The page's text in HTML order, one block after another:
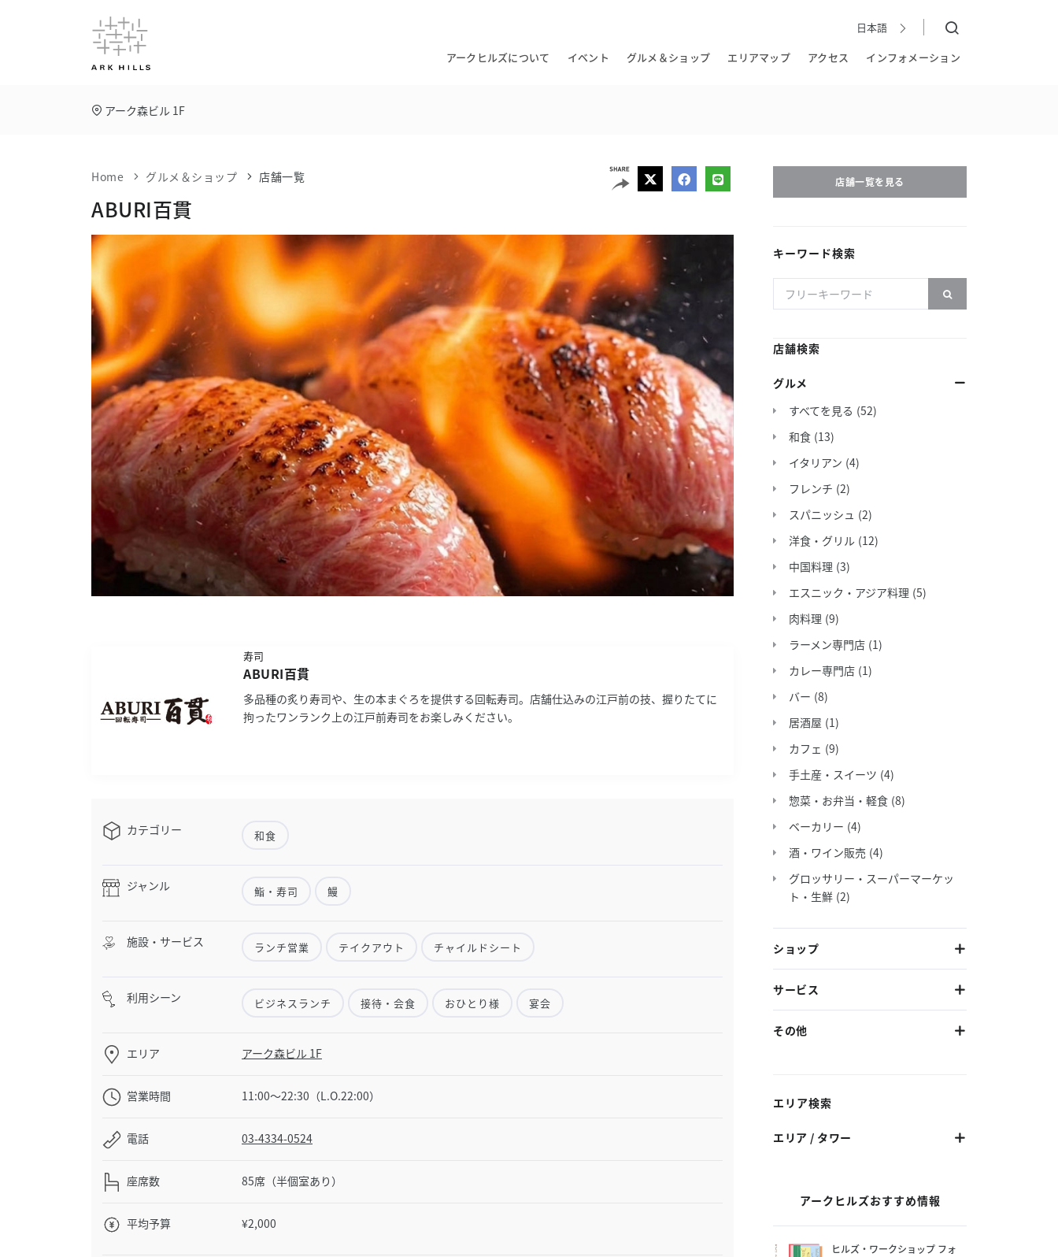
日本語 日本語
アークヒルズについて イベント グルメ＆ショップ エリアマップ アクセス インフォメーション
アーク森ビル 1F
Home グルメ＆ショップ 店舗一覧
ABURI百貫
寿司
ABURI百貫
多品種の炙り寿司や、生の本まぐろを提供する回転寿司。店舗仕込みの江戸前の技、握りたてに
拘ったワンランク上の江戸前寿司をお楽しみください。
カテゴリー 和食
ジャンル 鮨・寿司 鰻
施設・サービス ランチ営業 テイクアウト チャイルドシート
利用シーン ビジネスランチ 接待・会食 おひとり様 宴会
エリア アーク森ビル 1F
営業時間 11:00～22:30（L.O.22:00）
電話 03-4334-0524
座席数 85席（半個室あり）
平均予算 ¥2,000
店舗一覧を見る
キーワード検索
店舗検索
グルメ
すべてを見る (52)
和食 (13)
イタリアン (4)
フレンチ (2)
スパニッシュ (2)
洋食・グリル (12)
中国料理 (3)
エスニック・アジア料理 (5)
肉料理 (9)
ラーメン専門店 (1)
カレー専門店 (1)
バー (8)
居酒屋 (1)
カフェ (9)
手土産・スイーツ (4)
惣菜・お弁当・軽食 (8)
ベーカリー (4)
酒・ワイン販売 (4)
グロッサリー・スーパーマーケッ
ト・生鮮 (2)
ショップ
サービス
その他
エリア検索
エリア / タワー
アークヒルズおすすめ情報
ヒルズ・ワークショップ フォ